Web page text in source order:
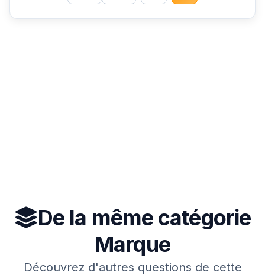
De la même catégorie
Marque
Découvrez d'autres questions de cette